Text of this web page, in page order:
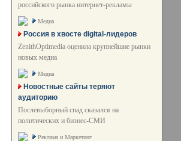
российского рынка интернет-рекламы
Медиа
Россия в хвосте digital-лидеров
ZenithOptimedia оценила крупнейшие рынки
новых медиа
Медиа
Новостные сайты теряют
аудиторию
Послевыборный спад сказался на
политических и бизнес-СМИ
Реклама и Маркетинг